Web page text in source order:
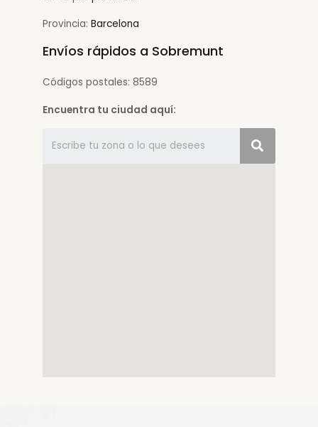
Provincia: Barcelona
Envíos rápidos a Sobremunt
Códigos postales: 8589
Encuentra tu ciudad aquí: